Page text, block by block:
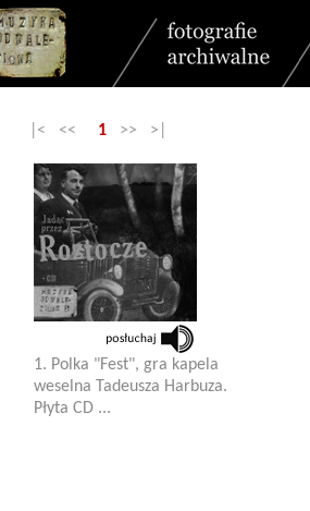
|< << 1 >> >|
1. Polka "Fest", gra kapela
weselna Tadeusza Harbuza.
Płyta CD ...